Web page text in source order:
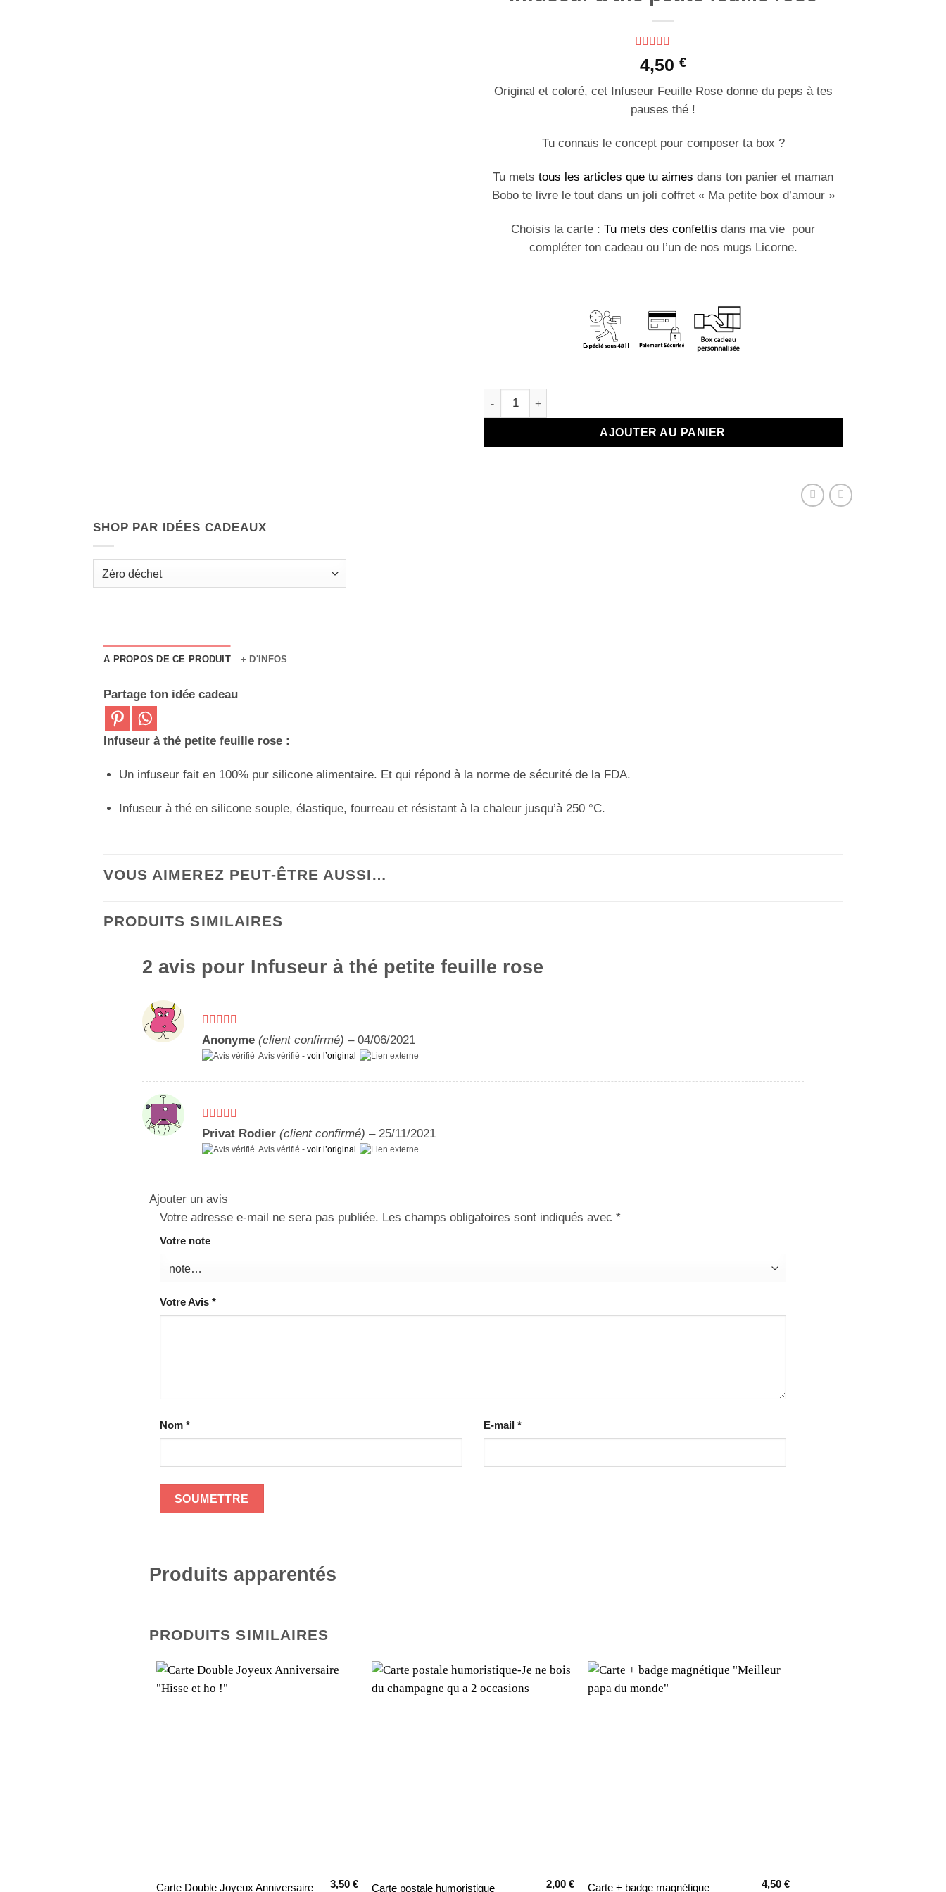
Noté5sur 5
basé sur
client
4,50 €
Original et coloré, cet Infuseur Feuille Rose donne du peps à tes
pauses thé !
Tu connais le concept pour composer ta box ?
Tu mets tous les articles que tu aimes dans ton panier et maman
Bobo te livre le tout dans un joli coffret « Ma petite box d’amour »
Choisis la carte : Tu mets des confettis dans ma vie pour
compléter ton cadeau ou l’un de nos mugs Licorne.
quantité de Infuseur à thé petite feuille rose
AJOUTER AU PANIER
SHOP PAR IDÉES CADEAUX
A PROPOS DE CE PRODUIT + D'INFOS
Partage ton idée cadeau
Infuseur à thé petite feuille rose :
Un infuseur fait en 100% pur silicone alimentaire. Et qui répond à la norme de sécurité de la FDA.
Infuseur à thé en silicone souple, élastique, fourreau et résistant à la chaleur jusqu’à 250 °C.
VOUS AIMEREZ PEUT-ÊTRE AUSSI…
PRODUITS SIMILAIRES
2 avis pour Infuseur à thé petite feuille rose
Note5sur 5
Anonyme(client confirmé) – 04/06/2021
Avis vérifié -voir l’original
Note5sur 5
Privat Rodier(client confirmé) – 25/11/2021
Avis vérifié -voir l’original
Ajouter un avis
Votre adresse e-mail ne sera pas publiée. Les champs obligatoires sont indiqués avec *
Votre note
Votre Avis *
Nom * E-mail *
Produits apparentés
PRODUITS SIMILAIRES
Carte Double Joyeux Anniversaire
3,50 € Carte postale humoristique 2,00 €
Ce
Carte + badge magnétique
4,50€